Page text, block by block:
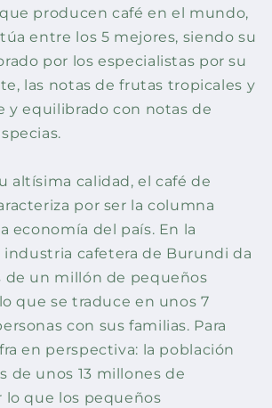
producen café en el mundo,
entre los 5 mejores, siendo su
por los especialistas por su
las notas de frutas tropicales y
y equilibrado con notas de
altísima calidad, el café de
por ser la columna
economía del país. En la
industria cafetera de Burundi da
de un millón de pequeños
que se traduce en unos 7
con sus familias. Para
en perspectiva: la población
de unos 13 millones de
lo que los pequeños